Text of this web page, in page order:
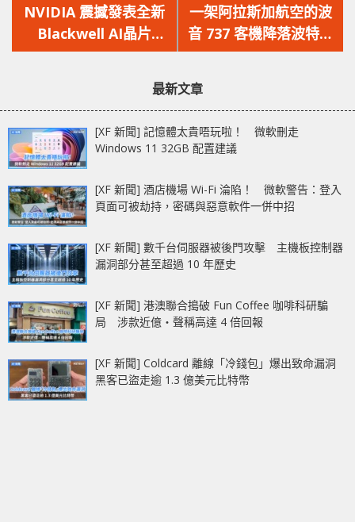
一
篇
文
NVIDIA 震撼發表全新
Blackwell AI晶片
GB200，年底前上市！
一
篇
文
一架阿拉斯加航空的波
音 737 客機降落波特蘭
國際機場時擋風玻璃出
最新文章
[XF 新聞] 記憶體太貴唔玩啦！ 微軟刪走
Windows 11 32GB 配置建議
[XF 新聞] 酒店機場 Wi-Fi 淪陷！ 微軟警告：登入
頁面可被劫持，密碼與惡意軟件一併中招
[XF 新聞] 數千台伺服器被後門攻擊 主機板控制器
漏洞部分甚至超過 10 年歷史
[XF 新聞] 港澳聯合搗破 Fun Coffee 咖啡科研騙
局 涉款近億‧聲稱高達 4 倍回報
[XF 新聞] Coldcard 離線「冷錢包」爆出致命漏洞
黑客已盜走逾 1.3 億美元比特幣